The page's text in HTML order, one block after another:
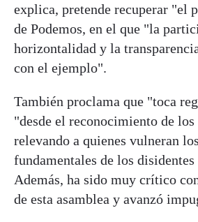
explica, pretende recuperar "el
de Podemos, en el que "la
horizontalidad y la
con el ejemplo".
También proclama que "toca
"desde el reconocimiento de
relevando a quienes vulneran
fundamentales de los
Además, ha sido muy crítico
de esta asamblea y avanzó